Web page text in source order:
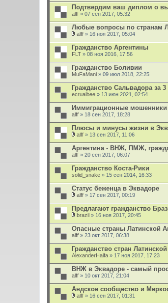
л
о
ж
е
н
и
Подтвердим ваш диплом о
alff » 07 сен 2017, 05:32
Любые вопросы по странам
л
о
ж
е
н
и
alff » 16 ноя 2017, 05:04
Гражданство Аргентины
FLT » 08 ноя 2016, 17:56
Гражданство Боливии
MuFaMani » 09 июл 2018, 22:25
Гражданство Сальвадора за
ecrualbee » 13 июн 2021, 02:54
Иммиграционные мошенники
alff » 18 сен 2017, 18:28
Плюсы и минусы жизни в
л
о
ж
е
н
и
alff » 13 сен 2017, 11:06
Аргентина - ВНЖ, ПМЖ,
alff » 20 сен 2017, 06:07
Гражданство Коста-Рики
solid_snake » 15 сен 2014, 16:33
Статус беженца в Эквадоре
л
о
ж
е
н
и
alff » 17 сен 2017, 00:19
Предлагают гражданство
л
о
ж
е
н
и
brazil » 16 ноя 2017, 20:45
Опасные страны Латинской
alff » 23 окт 2017, 06:38
Гражданство стран
AlexanderHaifa » 17 ноя 2017, 17:23
ВНЖ в Эквадоре - самый
alff » 10 окт 2017, 21:04
Андское сообщество и
alff » 16 сен 2017, 01:31